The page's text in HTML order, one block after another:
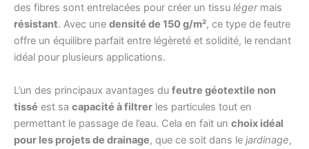
des fibres sont entrelacées pour créer un tissu légermais
résistant. Avec une densité de 150 g/m², ce type de feutre
offre un équilibre parfait entre légèreté et solidité, le rendant
idéal pour plusieurs applications.
L’un des principaux avantages du feutre géotextile non
tissé est sa capacité à filtrer les particules tout en
permettant le passage de l’eau. Cela en fait un choix idéal
pour les projets de drainage, que ce soit dans le jardinage,